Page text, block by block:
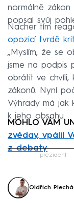
normálně zákon
popsal svůj
Nacher tím
opozicí tvrdě
„Myslím, že se
jsme na podpis
obrátit ve chvíli,
zákonů. Nyní
Výhrady má jak
k jeho obsahu.
MOHLO VÁM
zvědav, vpálil
z debaty
prezident
Oldřich